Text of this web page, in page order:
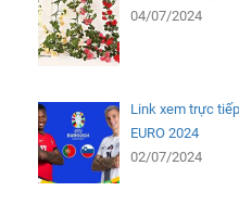
04/07/2024
Link xem trực
EURO 2024
02/07/2024